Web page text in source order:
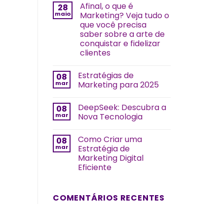
28
maio
Afinal, o que é
Marketing? Veja tudo o
que você precisa
saber sobre a arte de
conquistar e fidelizar
clientes
08
mar
Estratégias de
Marketing para 2025
08
mar
DeepSeek: Descubra a
Nova Tecnologia
08
mar
Como Criar uma
Estratégia de
Marketing Digital
Eficiente
COMENTÁRIOS RECENTES